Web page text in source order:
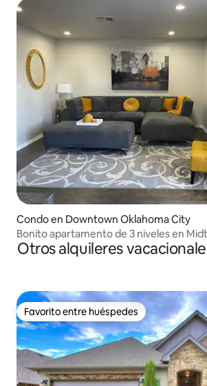
Condo en Downtown Oklahoma City
Bonito apartamento de 3 niveles en
juegos en el loft
Otros alquileres
Favorito entre huéspedes
Favorito entre huéspedes